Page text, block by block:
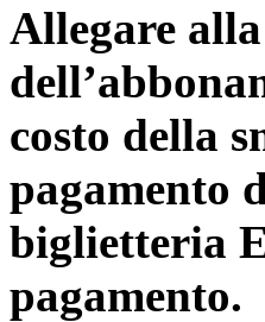
Allegare
costo della
pagamento
biglietteria
pagamento.